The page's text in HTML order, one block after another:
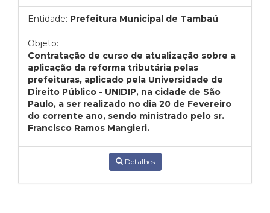
Entidade: Prefeitura Municipal de Tambaú
Objeto:
Contratação de curso de atualização sobre a
aplicação da reforma tributária pelas
prefeituras, aplicado pela Universidade de
Direito Público - UNIDIP, na cidade de São
Paulo, a ser realizado no dia 20 de Fevereiro
do corrente ano, sendo ministrado pelo sr.
Francisco Ramos Mangieri.
Detalhes